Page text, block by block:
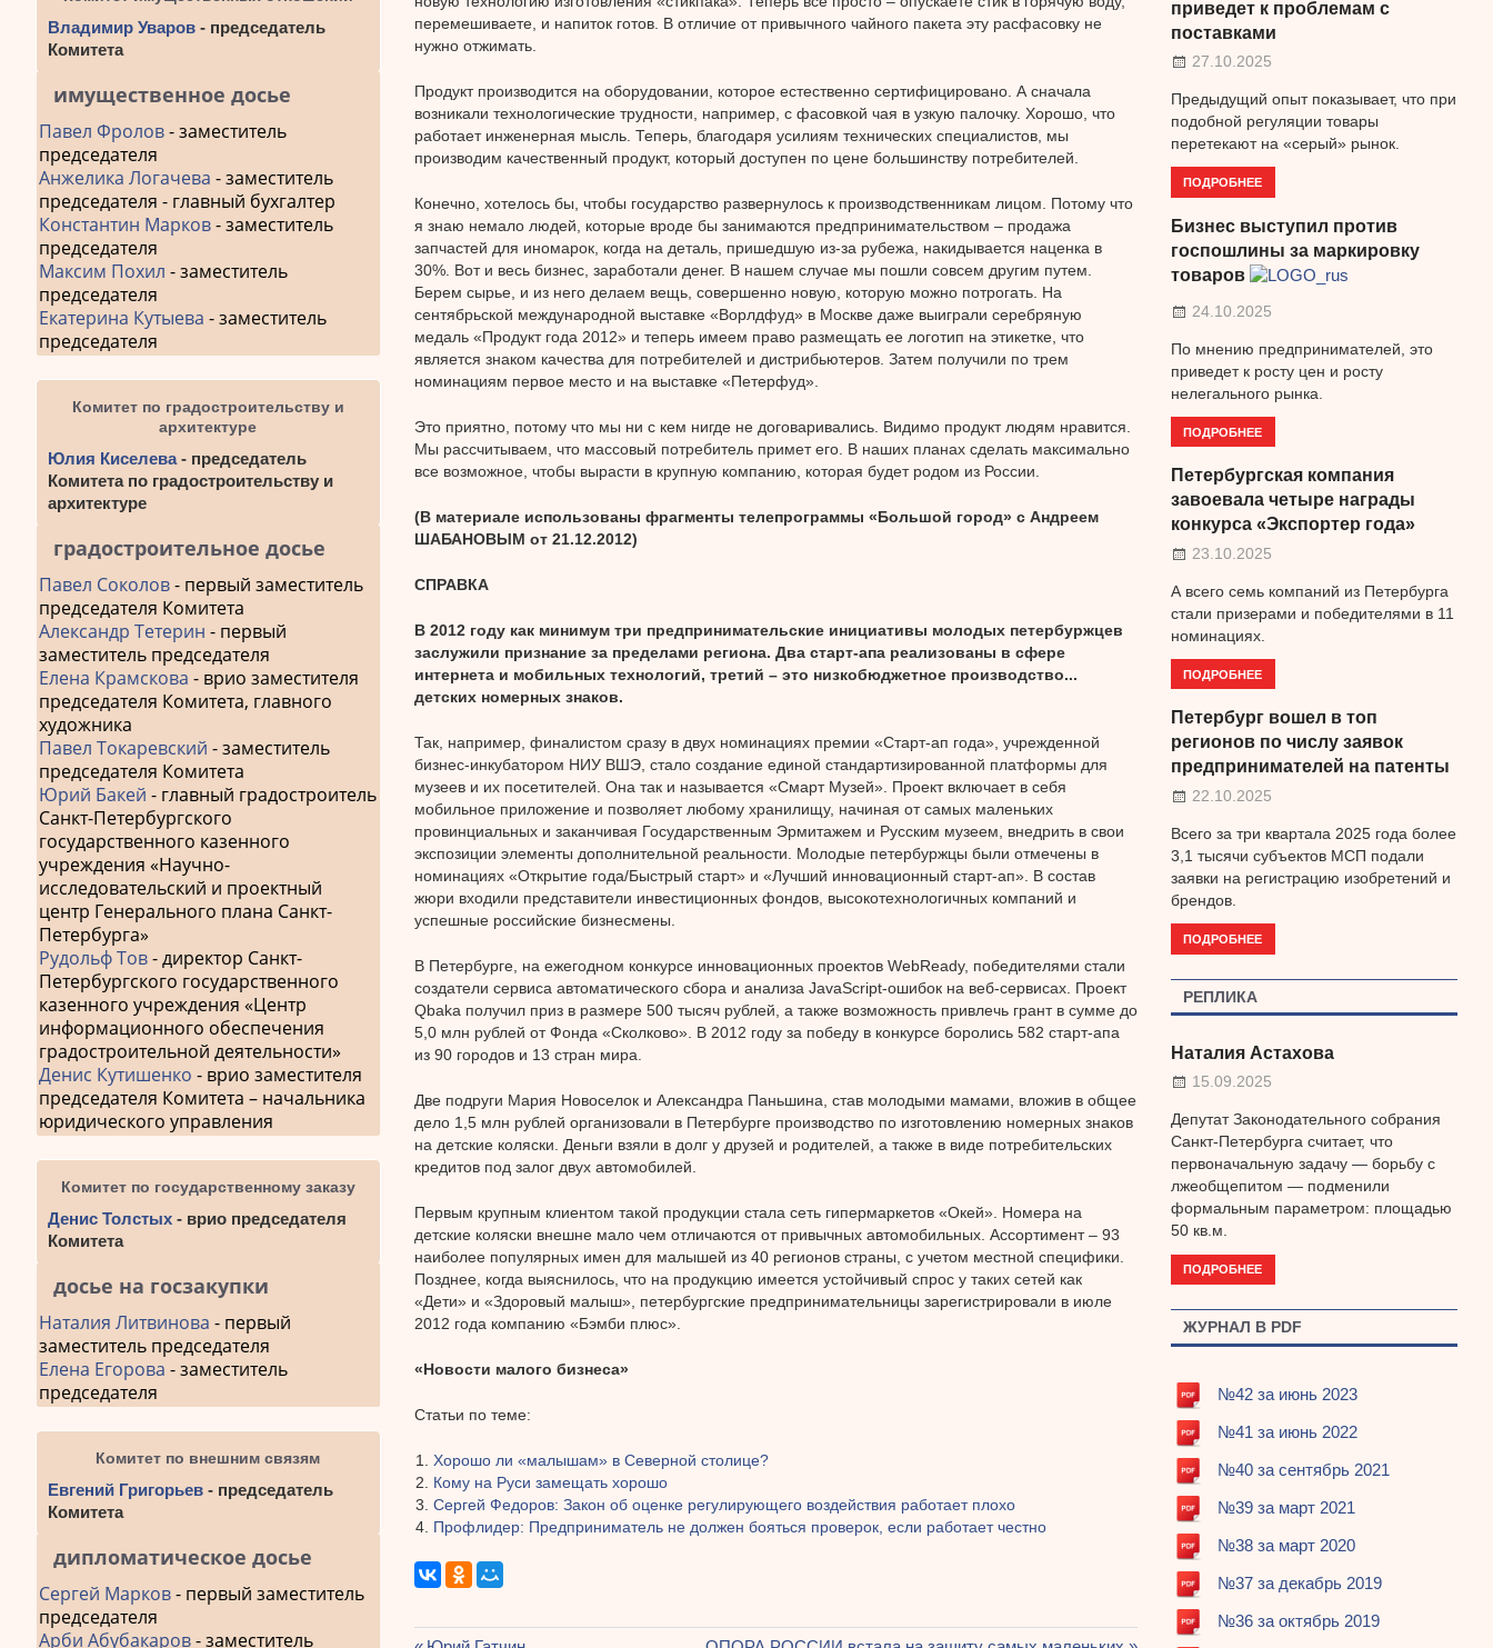
перемешиваете, и напиток готов. В отличие от привычного чайного пакета эту расфасовку не
нужно отжимать.
Продукт производится на оборудовании, которое естественно сертифицировано. А сначала
возникали технологические трудности, например, с фасовкой чая в узкую палочку. Хорошо, что
работает инженерная мысль. Теперь, благодаря усилиям технических специалистов, мы
производим качественный продукт, который доступен по цене большинству потребителей.
Конечно, хотелось бы, чтобы государство развернулось к производственникам лицом. Потому что
я знаю немало людей, которые вроде бы занимаются предпринимательством – продажа
запчастей для иномарок, когда на деталь, пришедшую из-за рубежа, накидывается наценка в
30%. Вот и весь бизнес, заработали денег. В нашем случае мы пошли совсем другим путем.
Берем сырье, и из него делаем вещь, совершенно новую, которую можно потрогать. На
сентябрьской международной выставке «Ворлдфуд» в Москве даже выиграли серебряную
медаль «Продукт года 2012» и теперь имеем право размещать ее логотип на этикетке, что
является знаком качества для потребителей и дистрибьютеров. Затем получили по трем
номинациям первое место и на выставке «Петерфуд».
Это приятно, потому что мы ни с кем нигде не договаривались. Видимо продукт людям нравится.
Мы рассчитываем, что массовый потребитель примет его. В наших планах сделать максимально
все возможное, чтобы вырасти в крупную компанию, которая будет родом из России.
(В материале использованы фрагменты телепрограммы «Большой город» с Андреем
ШАБАНОВЫМ от 21.12.2012)
СПРАВКА
В 2012 году как минимум три предпринимательские инициативы молодых петербуржцев
заслужили признание за пределами региона. Два старт-апа реализованы в сфере
интернета и мобильных технологий, третий – это низкобюджетное производство...
детских номерных знаков.
Так, например, финалистом сразу в двух номинациях премии «Старт-ап года», учрежденной
бизнес-инкубатором НИУ ВШЭ, стало создание единой стандартизированной платформы для
музеев и их посетителей. Она так и называется «Смарт Музей». Проект включает в себя
мобильное приложение и позволяет любому хранилищу, начиная от самых маленьких
провинциальных и заканчивая Государственным Эрмитажем и Русским музеем, внедрить в свои
экспозиции элементы дополнительной реальности. Молодые петербуржцы были отмечены в
номинациях «Открытие года/Быстрый старт» и «Лучший инновационный старт-ап». В состав
жюри входили представители инвестиционных фондов, высокотехнологичных компаний и
успешные российские бизнесмены.
В Петербурге, на ежегодном конкурсе инновационных проектов WebReady, победителями стали
создатели сервиса автоматического сбора и анализа JavaScript-ошибок на веб-сервисах. Проект
Qbaka получил приз в размере 500 тысяч рублей, а также возможность привлечь грант в сумме до
5,0 млн рублей от Фонда «Сколково». В 2012 году за победу в конкурсе боролись 582 старт-апа
из 90 городов и 13 стран мира.
Две подруги Мария Новоселок и Александра Паньшина, став молодыми мамами, вложив в общее
дело 1,5 млн рублей организовали в Петербурге производство по изготовлению номерных знаков
на детские коляски. Деньги взяли в долг у друзей и родителей, а также в виде потребительских
кредитов под залог двух автомобилей.
Первым крупным клиентом такой продукции стала сеть гипермаркетов «Окей». Номера на
детские коляски внешне мало чем отличаются от привычных автомобильных. Ассортимент – 93
наиболее популярных имен для малышей из 40 регионов страны, с учетом местной специфики.
Позднее, когда выяснилось, что на продукцию имеется устойчивый спрос у таких сетей как
«Дети» и «Здоровый малыш», петербургские предпринимательницы зарегистрировали в июле
2012 года компанию «Бэмби плюс».
«Новости малого бизнеса»
Статьи по теме:
Хорошо ли «малышам» в Северной столице?
Кому на Руси замещать хорошо
Сергей Федоров: Закон об оценке регулирующего воздействия работает плохо
Профлидер: Предприниматель не должен бояться проверок, если работает честно
Владимир Уваров - председатель
Комитета
имущественное досье
Павел Фролов- заместитель
председателя
Анжелика Логачева - заместитель
председателя - главный бухгалтер
Константин Марков- заместитель
председателя
Максим Похил - заместитель
председателя
Екатерина Кутыева - заместитель
председателя
Комитет по градостроительству и
архитектуре
Юлия Киселева- председатель
Комитета по градостроительству и
архитектуре
градостроительное досье
Павел Соколов- первый заместитель
председателя Комитета
Александр Тетерин - первый
заместитель председателя
Елена Крамскова - врио заместителя
председателя Комитета, главного
художника
Павел Токаревский - заместитель
председателя Комитета
Юрий Бакей - главный градостроитель
Санкт-Петербургского
государственного казенного
учреждения «Научно-
исследовательский и проектный
центр Генерального плана Санкт-
Петербурга»
Рудольф Тов- директор Санкт-
Петербургского государственного
казенного учреждения «Центр
информационного обеспечения
градостроительной деятельности»
Денис Кутишенко - врио заместителя
председателя Комитета – начальника
юридического управления
Комитет по государственному заказу
Денис Толстых - врио председателя
Комитета
досье на госзакупки
Наталия Литвинова - первый
заместитель председателя
Елена Егорова - заместитель
председателя
Комитет по внешним связям
Евгений Григорьев - председатель
Комитета
дипломатическое досье
Сергей Марков- первый заместитель
председателя
Арби Абубакаров- заместитель
приведет к проблемам с
поставками
27.10.2025
Предыдущий опыт показывает, что при
подобной регуляции товары
перетекают на «серый» рынок.
ПОДРОБНЕЕ
Бизнес выступил против
госпошлины за маркировку
товаров
24.10.2025
По мнению предпринимателей, это
приведет к росту цен и росту
нелегального рынка.
ПОДРОБНЕЕ
Петербургская компания
завоевала четыре награды
конкурса «Экспортер года»
23.10.2025
А всего семь компаний из Петербурга
стали призерами и победителями в 11
номинациях.
ПОДРОБНЕЕ
Петербург вошел в топ
регионов по числу заявок
предпринимателей на патенты
22.10.2025
Всего за три квартала 2025 года более
3,1 тысячи субъектов МСП подали
заявки на регистрацию изобретений и
брендов.
ПОДРОБНЕЕ
РЕПЛИКА
Наталия Астахова
15.09.2025
Депутат Законодательного собрания
Санкт-Петербурга считает, что
первоначальную задачу — борьбу с
лжеобщепитом — подменили
формальным параметром: площадью
50 кв.м.
ПОДРОБНЕЕ
ЖУРНАЛ В PDF
№42 за июнь 2023
№41 за июнь 2022
№40 за сентябрь 2021
№39 за март 2021
№38 за март 2020
№37 за декабрь 2019
№36 за октябрь 2019